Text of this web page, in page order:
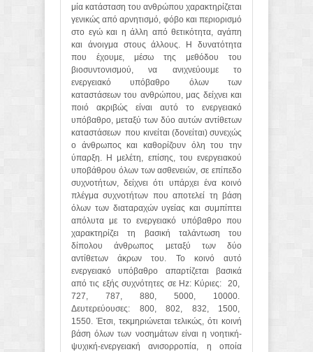
μία κατάσταση του ανθρώπου χαρακτηρίζεται
γενικώς από αρνητισμό, φόβο και περιορισμό
στο εγώ και η άλλη από θετικότητα, αγάπη
και άνοιγμα στους άλλους. Η δυνατότητα
που έχουμε, μέσω της μεθόδου του
βιοσυντονισμού, να ανιχνεύουμε το
ενεργειακό υπόβαθρο όλων των
καταστάσεων του ανθρώπου, μας δείχνει και
ποιό ακριβώς είναι αυτό το ενεργειακό
υπόβαθρο, μεταξύ των δύο αυτών αντίθετων
καταστάσεων που κινείται (δονείται) συνεχώς
ο άνθρωπος και καθορίζουν όλη του την
ύπαρξη. Η μελέτη, επίσης, του ενεργειακού
υποβάθρου όλων των ασθενειών, σε επίπεδο
συχνοτήτων, δείχνει ότι υπάρχει ένα κοινό
πλέγμα συχνοτήτων που αποτελεί τη βάση
όλων των διαταραχών υγείας και συμπίπτει
απόλυτα με το ενεργειακό υπόβαθρο που
χαρακτηρίζει τη βασική ταλάντωση του
δίπολου άνθρωπος μεταξύ των δύο
αντίθετων άκρων του. Το κοινό αυτό
ενεργειακό υπόβαθρο απαρτίζεται βασικά
από τις εξής συχνότητες σε Hz: Κύριες:
20,
727,
787, 880, 5000,
10000.
Δευτερεύουσες:
800, 802, 832,
1500,
1550. Έτσι, τεκμηριώνεται τελικώς, ότι κοινή
βάση όλων των νοσημάτων είναι η νοητική-
ψυχική-ενεργειακή ανισορροπία, η οποία